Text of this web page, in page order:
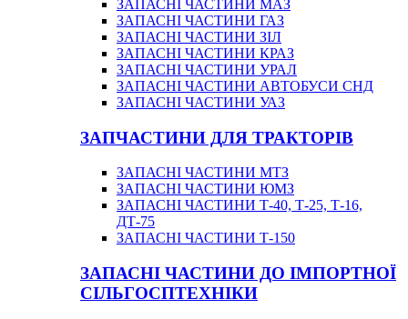
ЗАПАСНІ ЧАСТИНИ МАЗ
ЗАПАСНІ ЧАСТИНИ ГАЗ
ЗАПАСНІ ЧАСТИНИ ЗІЛ
ЗАПАСНІ ЧАСТИНИ КРАЗ
ЗАПАСНІ ЧАСТИНИ УРАЛ
ЗАПАСНІ ЧАСТИНИ АВТОБУСИ СНД
ЗАПАСНІ ЧАСТИНИ УАЗ
ЗАПЧАСТИНИ ДЛЯ ТРАКТОРІВ
ЗАПАСНІ ЧАСТИНИ МТЗ
ЗАПАСНІ ЧАСТИНИ ЮМЗ
ЗАПАСНІ ЧАСТИНИ Т-40, Т-25, Т-16,
ДТ-75
ЗАПАСНІ ЧАСТИНИ Т-150
ЗАПАСНІ ЧАСТИНИ ДО ІМПОРТНОЇ
СІЛЬГОСПТЕХНІКИ